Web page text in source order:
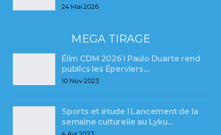
24 Mai 2026
MEGA TIRAGE
Élim CDM 2026 l Paulo Duarte rend
publics les Éperviers…
10 Nov 2023
Sports et étude l Lancement de la
semaine culturelle au Lyku…